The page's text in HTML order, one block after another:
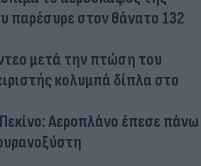
παρέσυρε στον θάνατο 132
μετά την πτώση του
κολυμπά δίπλα στο
Αεροπλάνο έπεσε πάνω